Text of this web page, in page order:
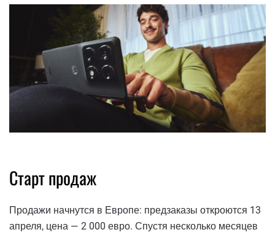
Старт продаж
Продажи начнутся в Европе: предзаказы откроются 13
апреля, цена — 2 000 евро. Спустя несколько месяцев